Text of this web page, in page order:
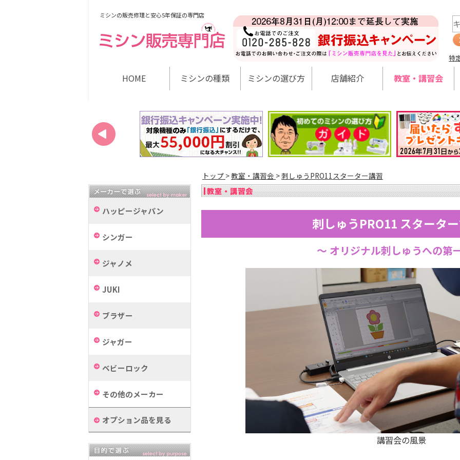
ミシンの販売修理と安心5年保証の専門店
特
HOME ミシンの種類 ミシンの選び方 店舗紹介 教室・講習会
トップ >教室・講習会 >刺しゅうPRO11スターター講習
刺しゅうPRO11 スタータ
～ オリジナル刺しゅうへの第
講習会の風景
ハッピージャパン
シンガー
ジャノメ
JUKI
ブラザー
ジャガー
ベビーロック
その他のメーカー
オプション品を見る